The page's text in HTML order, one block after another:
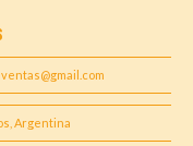
Argentina